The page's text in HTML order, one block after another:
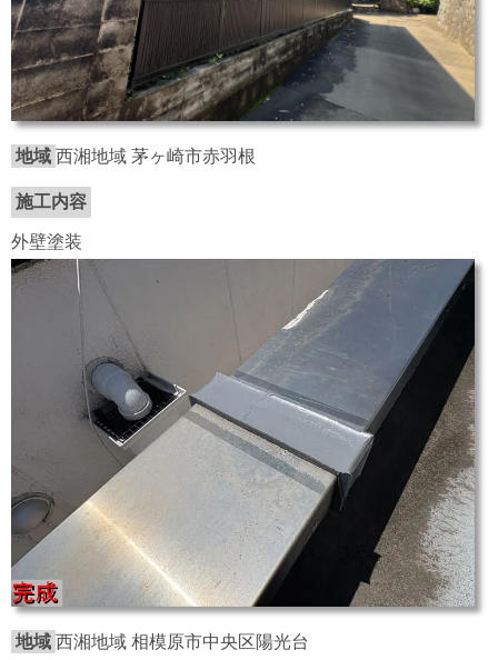
地域 西湘地域 茅ヶ崎市赤羽根
施工内容
外壁塗装
地域 西湘地域 相模原市中央区陽光台